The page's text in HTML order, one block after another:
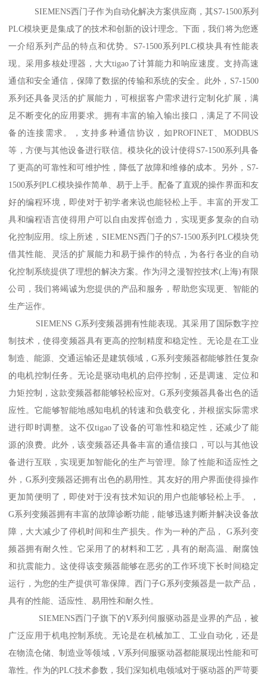
SIEMENS西门子作为自动化解决方案供应商，其S7-1500系列
PLC模块更是集成了的技术和创新的设计理念。下面，我们将为您逐
一介绍系列产品的特点和优势。S7-1500系列PLC模块具有性能表
现。采用多核处理器，大大tigao了计算能力和响应速度。支持高速
通信和安全通信，保障了数据的传输和系统的安全。此外，S7-1500
系列还具备灵活的扩展能力，可根据客户需求进行定制化扩展，满
足不断变化的应用要求。拥有丰富的输入输出接口，满足了不同设
备的连接需求。，支持多种通信协议，如PROFINET、MODBUS
等，方便与其他设备进行联信。模块化的设计使得S7-1500系列具备
了更高的可靠性和可维护性，降低了故障和维修的成本。另外，S7-
1500系列PLC模块操作简单、易于上手。配备了直观的操作界面和友
好的编程环境，即使对于初学者来说也能轻松上手。丰富的开发工
具和编程语言使得用户可以自由发挥创造力，实现更多复杂的自动
化控制应用。综上所述，SIEMENS西门子的S7-1500系列PLC模块凭
借其性能、灵活的扩展能力和易于操作的特点，为各行各业的自动
化控制系统提供了理想的解决方案。作为浔之漫智控技术(上海)有限
公司，我们将竭诚为您提供的产品和服务，帮助您实现更、智能的
生产运作。
SIEMENS G系列变频器拥有性能表现。其采用了国际数字控
制技术，使得变频器具有更高的控制精度和稳定性。无论是在工业
制造、能源、交通运输还是建筑领域，G系列变频器都能够胜任复杂
的电机控制任务。无论是驱动电机的启停控制，还是调速、定位和
力矩控制，这款变频器都能够轻松应对。G系列变频器具备出色的适
应性。它能够智能地感知电机的转速和负载变化，并根据实际需求
进行即时调整。这不仅tigao了设备的可靠性和稳定性，还减少了能
源的浪费。此外，该变频器还具备丰富的通信接口，可以与其他设
备进行互联，实现更加智能化的生产与管理。除了性能和适应性之
外，G系列变频器还拥有出色的易用性。其友好的用户界面使得操作
更加简便明了，即使对于没有技术知识的用户也能够轻松上手。，
G系列变频器拥有丰富的故障诊断功能，能够迅速判断并解决设备故
障，大大减少了停机时间和生产损失。作为一种的产品， G系列变
频器拥有耐久性。它采用了的材料和工艺，具有的耐高温、耐腐蚀
和抗震能力。这使得该变频器能够在恶劣的工作环境下长时间稳定
运行，为您的生产提供可靠保障。西门子G系列变频器是一款产品，
具有的性能、适应性、易用性和耐久性。
SIEMENS西门子旗下的V系列伺服驱动器是业界的产品，被
广泛应用于机电控制系统。无论是在机械加工、工业自动化，还是
在物流仓储、制造业等领域，V系列伺服驱动器都能展现出性能和可
靠性。作为的PLC技术参数，我们深知机电领域对于驱动器的严苛要